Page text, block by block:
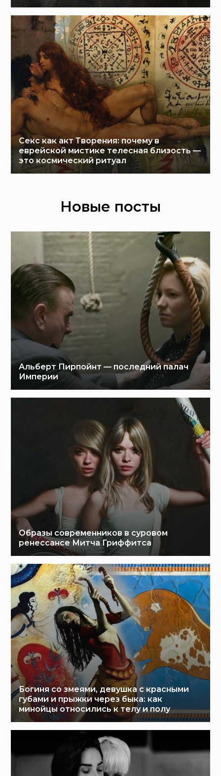
Секс как акт Творения: почему в
еврейской мистике телесная близость —
это космический ритуал
Новые посты
Альберт Пирпойнт — последний палач
Империи
Образы современников в суровом
ренессансе Митча Гриффитса
Богиня со змеями, девушка с красными
губами и прыжки через быка: как
минойцы относились к телу и полу